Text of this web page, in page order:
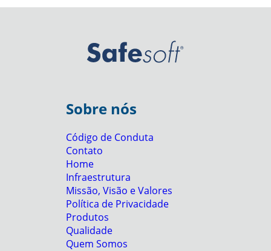
Sobre nós
Código de Conduta
Contato
Home
Infraestrutura
Missão, Visão e Valores
Política de Privacidade
Produtos
Qualidade
Quem Somos